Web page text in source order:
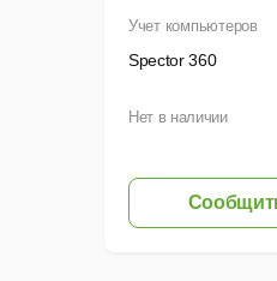
Учет компьютеров
Spector 360
Нет в наличии